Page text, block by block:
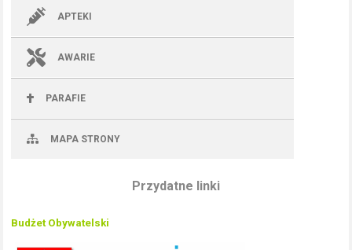
APTEKI
AWARIE
PARAFIE
MAPA STRONY
Przydatne linki
Budżet Obywatelski